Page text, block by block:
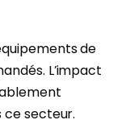
de
L’impact
ce secteur.